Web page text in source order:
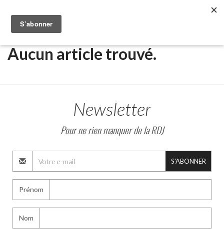
Aucun article trouvé.
Newsletter
Pour ne rien manquer de la RDJ
S'ABONNER
Prénom
Nom